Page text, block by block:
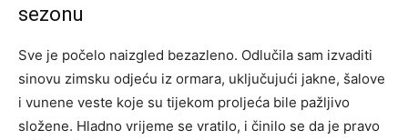
sezonu
Sve je počelo naizgled bezazleno. Odlučila sam izvaditi
sinovu zimsku odjeću iz ormara, uključujući jakne, šalove
i vunene veste koje su tijekom proljeća bile pažljivo
složene. Hladno vrijeme se vratilo, i činilo se da je pravo